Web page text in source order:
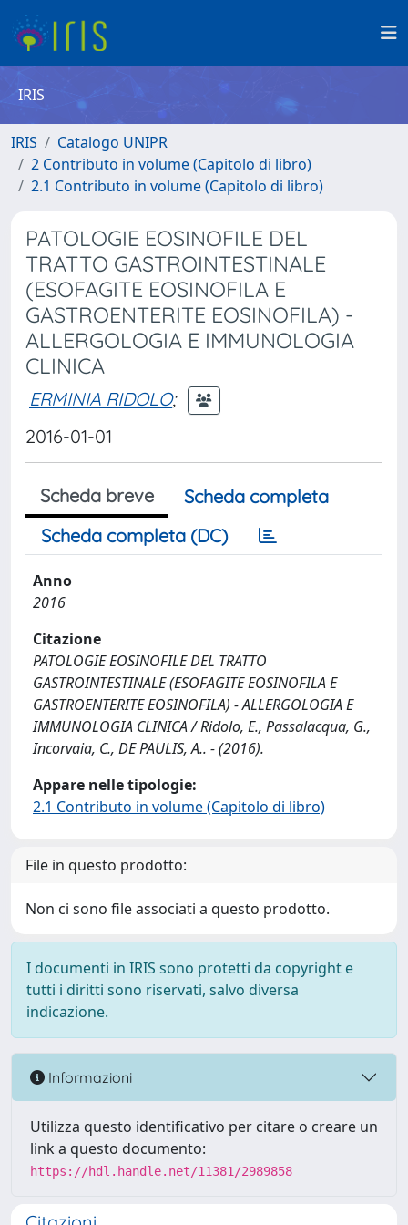
IRIS
IRIS
Catalogo UNIPR
2 Contributo in volume (Capitolo di libro)
2.1 Contributo in volume (Capitolo di libro)
PATOLOGIE EOSINOFILE DEL
TRATTO GASTROINTESTINALE
(ESOFAGITE EOSINOFILA E
GASTROENTERITE EOSINOFILA) -
ALLERGOLOGIA E IMMUNOLOGIA
CLINICA
ERMINIA RIDOLO;
2016-01-01
Scheda breve
Scheda completa
Scheda completa (DC)
Anno
2016
Citazione
PATOLOGIE EOSINOFILE DEL TRATTO
GASTROINTESTINALE (ESOFAGITE EOSINOFILA E
GASTROENTERITE EOSINOFILA) - ALLERGOLOGIA E
IMMUNOLOGIA CLINICA / Ridolo, E., Passalacqua, G.,
Incorvaia, C., DE PAULIS, A.. - (2016).
Appare nelle tipologie:
2.1 Contributo in volume (Capitolo di libro)
File in questo prodotto:
Non ci sono file associati a questo prodotto.
I documenti in IRIS sono protetti da copyright e
tutti i diritti sono riservati, salvo diversa
indicazione.
Informazioni
Utilizza questo identificativo per citare o creare un
link a questo documento:
https://hdl.handle.net/11381/2989858